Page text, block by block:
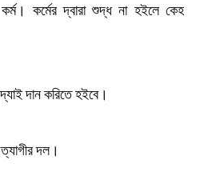
কর্মের দ্বারা শুদ্ধ না হইলে কেহ
দান করিতে হইবে।
দল।